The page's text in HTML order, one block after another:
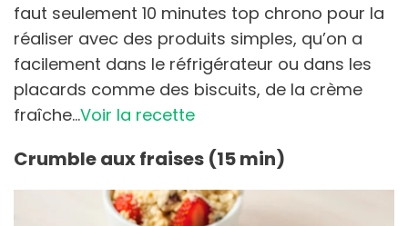
faut seulement 10 minutes top chrono pour la
réaliser avec des produits simples, qu’on a
facilement dans le réfrigérateur ou dans les
placards comme des biscuits, de la crème
fraîche…Voir la recette
Crumble aux fraises (15 min)